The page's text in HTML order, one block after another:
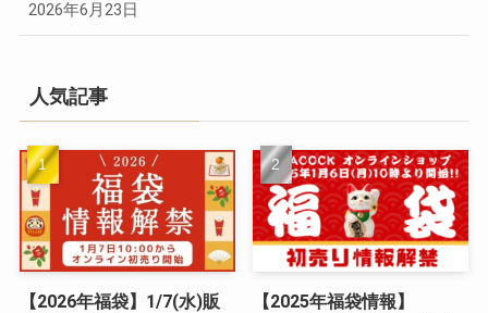
2026年6月23日
人気記事
【2026年福袋】1/7(水)販
【2025年福袋情報】